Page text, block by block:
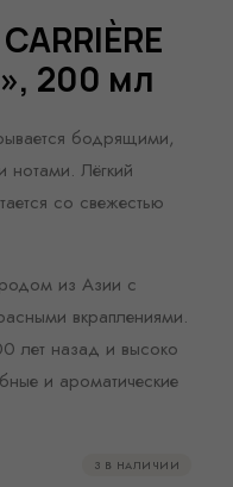
200 мл
бодрящими,
Лёгкий
со свежестью
из Азии с
вкраплениями.
лет назад и высоко
и ароматические
3 В НАЛИЧИИ